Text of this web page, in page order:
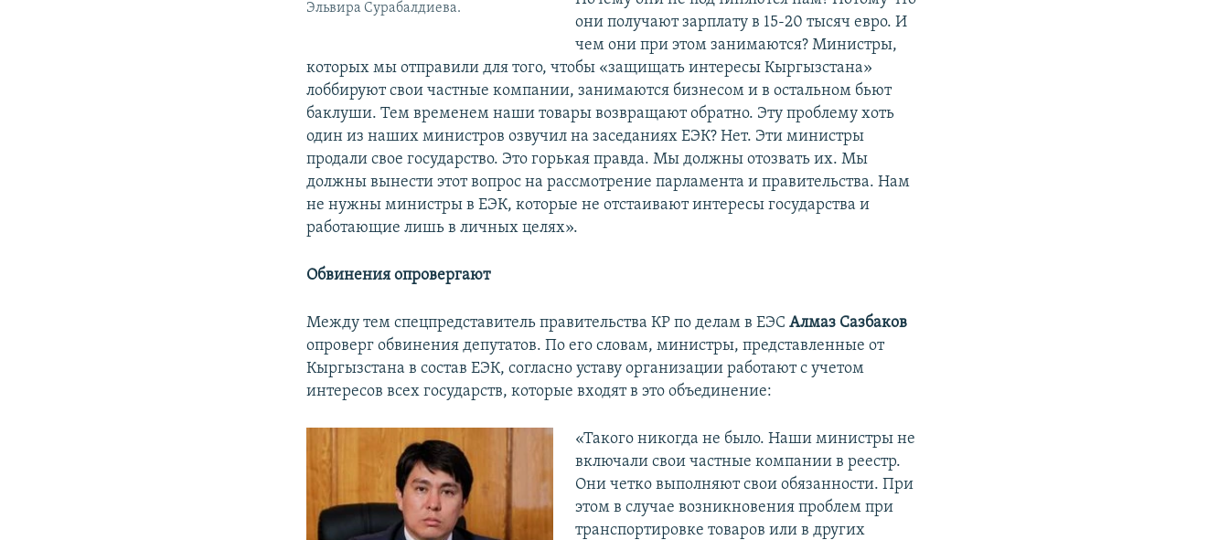
Эльвира Сурабалдиева.
они получают зарплату в 15-20 тысяч евро. И
чем они при этом занимаются? Министры,
которых мы отправили для того, чтобы «защищать интересы Кыргызстана»
лоббируют свои частные компании, занимаются бизнесом и в остальном бьют
баклуши. Тем временем наши товары возвращают обратно. Эту проблему хоть
один из наших министров озвучил на заседаниях ЕЭК? Нет. Эти министры
продали свое государство. Это горькая правда. Мы должны отозвать их. Мы
должны вынести этот вопрос на рассмотрение парламента и правительства. Нам
не нужны министры в ЕЭК, которые не отстаивают интересы государства и
работающие лишь в личных целях».
Обвинения опровергают
Между тем спецпредставитель правительства КР по делам в ЕЭСАлмаз Сазбаков
опроверг обвинения депутатов. По его словам, министры, представленные от
Кыргызстана в состав ЕЭК, согласно уставу организации работают с учетом
интересов всех государств, которые входят в это объединение:
«Такого никогда не было. Наши министры не
включали свои частные компании в реестр.
Они четко выполняют свои обязанности. При
этом в случае возникновения проблем при
транспортировке товаров или в других